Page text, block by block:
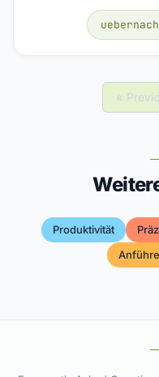
«
Produktivität